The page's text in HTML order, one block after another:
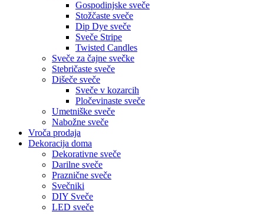
Gospodinjske sveče
Stožčaste sveče
Dip Dye sveče
Sveče Stripe
Twisted Candles
Sveče za čajne svečke
Stebričaste sveče
Dišeče sveče
Sveče v kozarcih
Pločevinaste sveče
Umetniške sveče
Nabožne sveče
Vroča prodaja
Dekoracija doma
Dekorativne sveče
Darilne sveče
Praznične sveče
Svečniki
DIY Sveče
LED sveče